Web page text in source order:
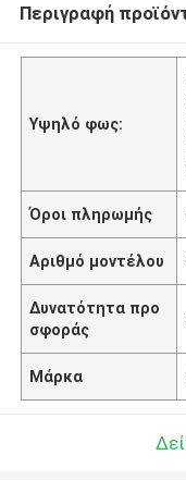
Περιγραφή
Υψηλό φως:
Όροι πληρωμής
Αριθμό μοντέλου
Δυνατότητα προ
σφοράς
Μάρκα